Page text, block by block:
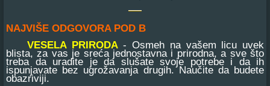
NAJVIŠE ODGOVORA POD B
VESELA PRIRODA- Osmeh na vašem licu uvek
blista, za vas je sreća jednostavna i prirodna, a sve što
treba da uradite je da slušate svoje potrebe i da ih
ispunjavate bez ugrožavanja drugih. Naučite da budete
obazriviji.